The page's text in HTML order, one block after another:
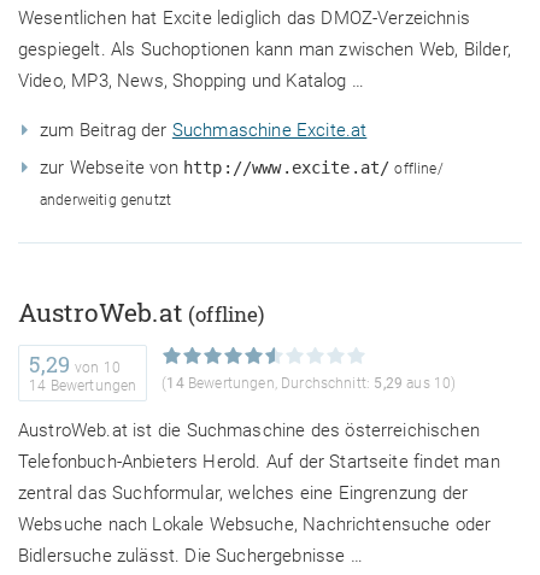
Wesentlichen hat Excite lediglich das DMOZ-Verzeichnis
gespiegelt. Als Suchoptionen kann man zwischen Web, Bilder,
Video, MP3, News, Shopping und Katalog …
zum Beitrag der Suchmaschine Excite.at
zur Webseite von http://www.excite.at/ offline/
anderweitig genutzt
AustroWeb.at (offline)
5,29 von 10
14 Bewertungen
(14Bewertungen, Durchschnitt: 5,29 aus 10)
AustroWeb.at ist die Suchmaschine des österreichischen
Telefonbuch-Anbieters Herold. Auf der Startseite findet man
zentral das Suchformular, welches eine Eingrenzung der
Websuche nach Lokale Websuche, Nachrichtensuche oder
Bidlersuche zulässt. Die Suchergebnisse …